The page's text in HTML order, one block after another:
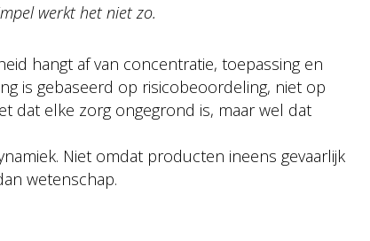
werkt het niet zo.
hangt af van concentratie, toepassing en
is gebaseerd op risicobeoordeling, niet op
dat elke zorg ongegrond is, maar wel dat
Niet omdat producten ineens gevaarlijk
wetenschap.